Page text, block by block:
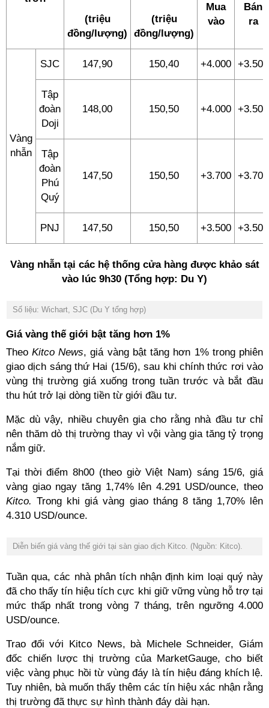
(triệu
đồng/lượng)
(triệu
đồng/lượng)
Mua
vào
Bán
ra
Vàng
nhẫn
SJC 147,90 150,40 +4.000 +3.500
Tập
đoàn
Doji
148,00 150,50 +4.000 +3.500
Tập
đoàn
Phú
Quý
147,50 150,50 +3.700 +3.700
PNJ 147,50 150,50 +3.500 +3.500
Vàng nhẫn tại các hệ thống cửa hàng được khảo sát
vào lúc 9h30 (Tổng hợp: Du Y)
Số liệu: Wichart, SJC (Du Y tổng hợp)
Giá vàng thế giới bật tăng hơn 1%
Theo Kitco News, giá vàng bật tăng hơn 1% trong phiên
giao dịch sáng thứ Hai (15/6), sau khi chính thức rơi vào
vùng thị trường giá xuống trong tuần trước và bắt đầu
thu hút trở lại dòng tiền từ giới đầu tư.
Mặc dù vậy, nhiều chuyên gia cho rằng nhà đầu tư chỉ
nên thăm dò thị trường thay vì vội vàng gia tăng tỷ trọng
nắm giữ.
Tại thời điểm 8h00 (theo giờ Việt Nam) sáng 15/6, giá
vàng giao ngay tăng 1,74% lên 4.291 USD/ounce, theo
Kitco. Trong khi giá vàng giao tháng 8 tăng 1,70% lên
4.310 USD/ounce.
Diễn biến giá vàng thế giới tại sàn giao dịch Kitco. (Nguồn: Kitco).
Tuần qua, các nhà phân tích nhận định kim loại quý này
đã cho thấy tín hiệu tích cực khi giữ vững vùng hỗ trợ tại
mức thấp nhất trong vòng 7 tháng, trên ngưỡng 4.000
USD/ounce.
Trao đổi với Kitco News, bà Michele Schneider, Giám
đốc chiến lược thị trường của MarketGauge, cho biết
việc vàng phục hồi từ vùng đáy là tín hiệu đáng khích lệ.
Tuy nhiên, bà muốn thấy thêm các tín hiệu xác nhận rằng
thị trường đã thực sự hình thành đáy dài hạn.